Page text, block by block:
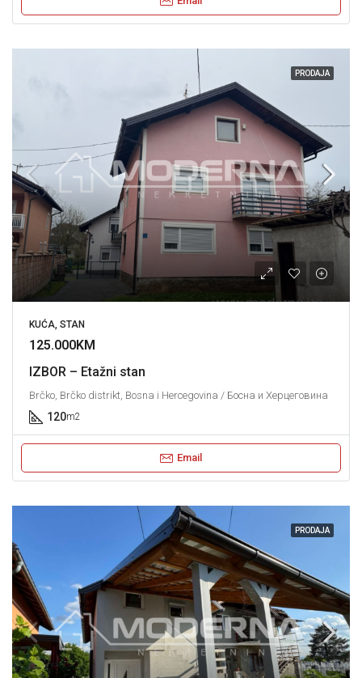
PRODAJA
KUĆA, STAN
125.000KM
IZBOR – Etažni stan
Brčko, Brčko distrikt, Bosna i Hercegovina / Босна и Херцеговина
120m2
Email
PRODAJA